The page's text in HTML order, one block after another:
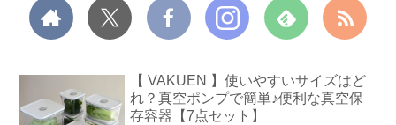
【 VAKUEN 】使いやすいサイズはど
れ？真空ポンプで簡単♪便利な真空保
存容器【7点セット】